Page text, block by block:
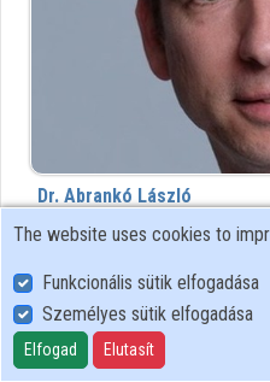
Dr. Abrankó László
The website uses cookies to
Funkcionális sütik elfogadása
Személyes sütik elfogadása
Elfogad Elutasít